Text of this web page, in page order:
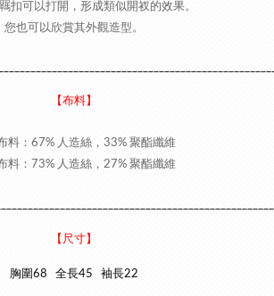
扣可以打開，形成類似開衩的效果。
您也可以欣賞其外觀造型。
【布料】
料：67% 人造絲，33% 聚酯纖維
料：73% 人造絲，27% 聚酯纖維
【尺寸】
胸圍68 全長45 袖長22